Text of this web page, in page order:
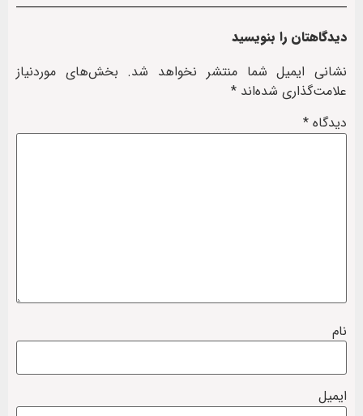
دیدگاهتان را بنویسید
نشانی ایمیل شما منتشر نخواهد شد. بخش‌های موردنیاز
علامت‌گذاری شده‌اند *
دیدگاه *
نام
ایمیل